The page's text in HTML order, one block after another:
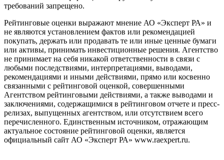
требований запрещено.
Рейтинговые оценки выражают мнение АО «Эксперт РА» и
не являются установлением фактов или рекомендацией
покупать, держать или продавать те или иные ценные бумаги
или активы, принимать инвестиционные решения. Агентство
не принимает на себя никакой ответственности в связи с
любыми последствиями, интерпретациями, выводами,
рекомендациями и иными действиями, прямо или косвенно
связанными с рейтинговой оценкой, совершенными
Агентством рейтинговыми действиями, а также выводами и
заключениями, содержащимися в рейтинговом отчете и пресс-
релизах, выпущенных агентством, или отсутствием всего
перечисленного. Единственным источником, отражающим
актуальное состояние рейтинговой оценки, является
официальный сайт АО «Эксперт РА» www.raexpert.ru.